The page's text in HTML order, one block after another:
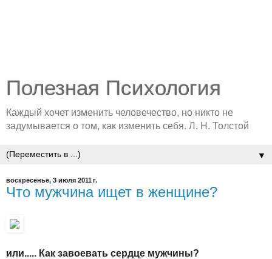
Полезная Психология
Каждый хочет изменить человечество, но никто не
задумывается о том, как изменить себя. Л. Н. Толстой
▼
воскресенье, 3 июля 2011 г.
Что мужчина ищет в женщине?
или..... Как завоевать сердце мужчины?